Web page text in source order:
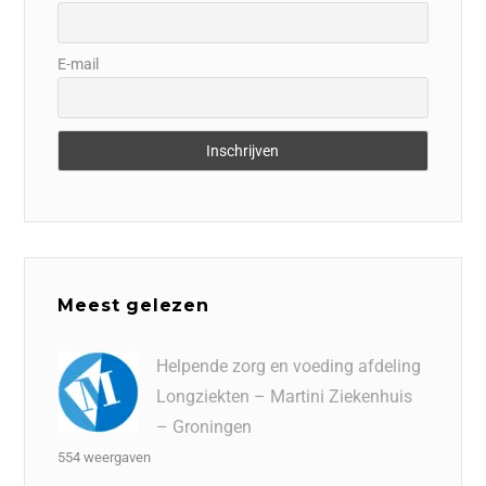
E-mail
Meest gelezen
Helpende zorg en voeding afdeling
Longziekten – Martini Ziekenhuis
– Groningen
554 weergaven